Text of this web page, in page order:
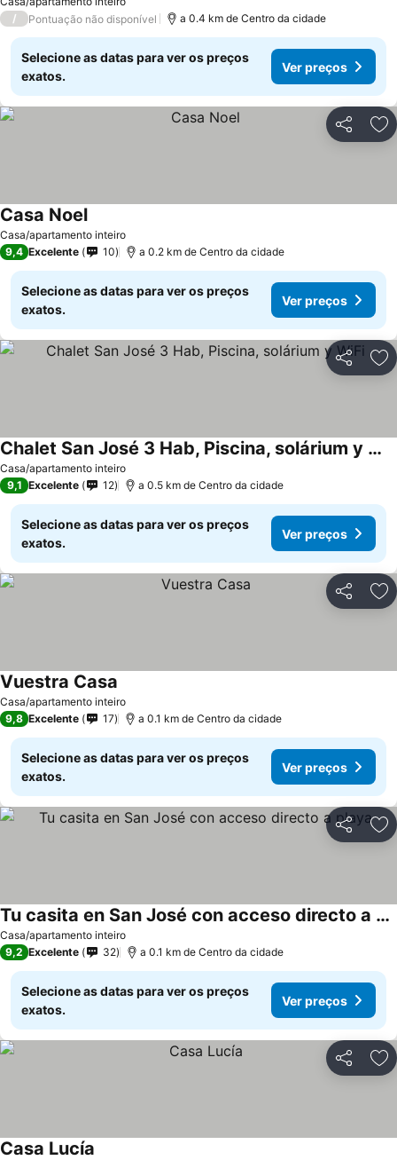
/
Pontuação não disponível a 0.4 km de Centro da cidade
Selecione as datas para ver os preços
exatos.
Ver preços
Partilhar
Casa/apartamento inteiro
Casa Noel
9,4 Excelente 10 a 0.2 km de Centro da cidade
Selecione as datas para ver os preços
exatos.
Ver preços
Partilhar
Casa/apartamento inteiro
Chalet San José 3 Hab, Piscina, solárium y WiFi
9,1 Excelente 12 a 0.5 km de Centro da cidade
Selecione as datas para ver os preços
exatos.
Ver preços
Partilhar
Casa/apartamento inteiro
Vuestra Casa
9,8 Excelente 17 a 0.1 km de Centro da cidade
Selecione as datas para ver os preços
exatos.
Ver preços
Partilhar
Casa/apartamento inteiro
Tu casita en San José con acceso directo a playa
9,2 Excelente 32 a 0.1 km de Centro da cidade
Selecione as datas para ver os preços
exatos.
Ver preços
Partilhar
Casa Lucía